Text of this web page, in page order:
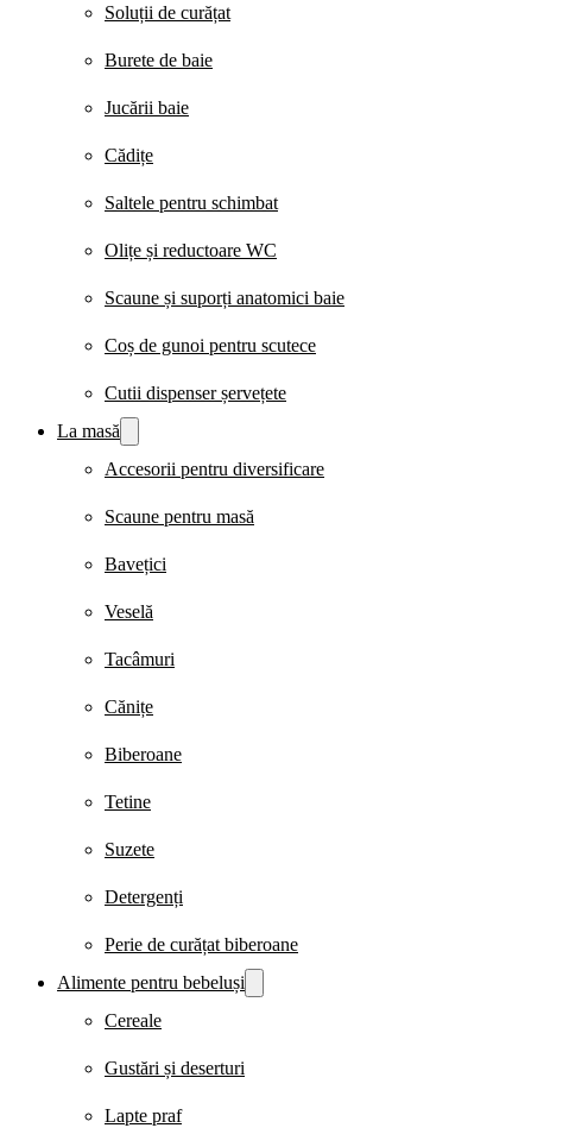
Soluții de curățat
Burete de baie
Jucării baie
Cădițe
Saltele pentru schimbat
Olițe și reductoare WC
Scaune și suporți anatomici baie
Coș de gunoi pentru scutece
Cutii dispenser șervețete
La masă
Accesorii pentru diversificare
Scaune pentru masă
Bavețici
Veselă
Tacâmuri
Cănițe
Biberoane
Tetine
Suzete
Detergenți
Perie de curățat biberoane
Alimente pentru bebeluși
Cereale
Gustări și deserturi
Lapte praf